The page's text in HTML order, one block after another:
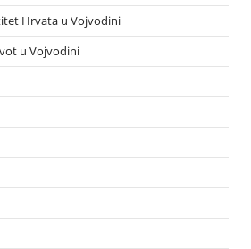
Hrvata u Vojvodini
u Vojvodini